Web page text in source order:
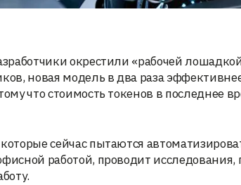
окрестили «рабочей
новая модель в два раза
что стоимость токенов в последнее
сейчас пытаются
работой, проводит исследования,